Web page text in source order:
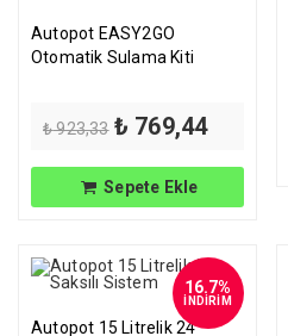
Autopot EASY2GO
Otomatik Sulama Kiti
₺923,33 Orijinal
fiyat:
₺ 923,33.
₺ 769,44Şu
fiyat:
Sepete Ekle
Autopot 15 Litrelik 24
16.7%
İNDİRİM